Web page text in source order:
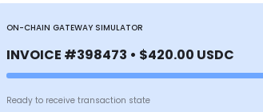
ON-CHAIN GATEWAY SIMULATOR
INVOICE #398473 • $420.00 USDC
Ready to receive transaction state